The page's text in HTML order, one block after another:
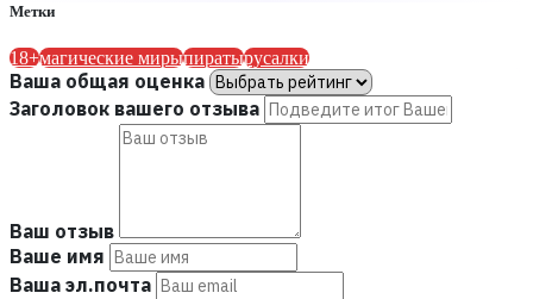
Метки
18+магические мирыпиратырусалки
Ваша общая оценка
Заголовок вашего отзыва
Ваш отзыв
Ваше имя
Ваша эл.почта